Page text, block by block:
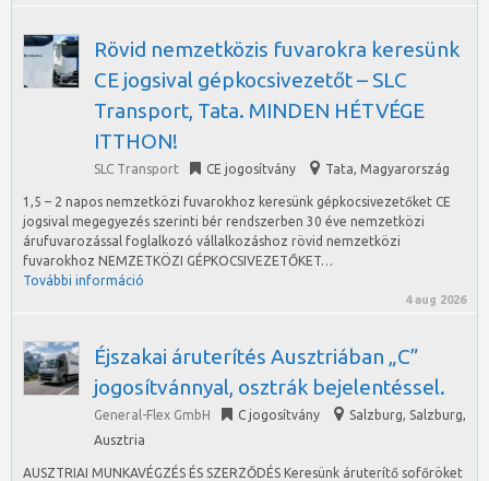
Rövid nemzetközis fuvarokra keresünk
CE jogsival gépkocsivezetőt – SLC
Transport, Tata. MINDEN HÉTVÉGE
ITTHON!
SLC Transport CE jogosítvány Tata, Magyarország
1,5 – 2 napos nemzetközi fuvarokhoz keresünk gépkocsivezetőket CE
jogsival megegyezés szerinti bér rendszerben 30 éve nemzetközi
árufuvarozással foglalkozó vállalkozáshoz rövid nemzetközi
fuvarokhoz NEMZETKÖZI GÉPKOCSIVEZETŐKET…
További információ
4 aug 2026
Éjszakai áruterítés Ausztriában „C”
jogosítvánnyal, osztrák bejelentéssel.
General-Flex GmbH C jogosítvány Salzburg, Salzburg,
Ausztria
AUSZTRIAI MUNKAVÉGZÉS ÉS SZERZŐDÉS Keresünk áruterítő sofőröket